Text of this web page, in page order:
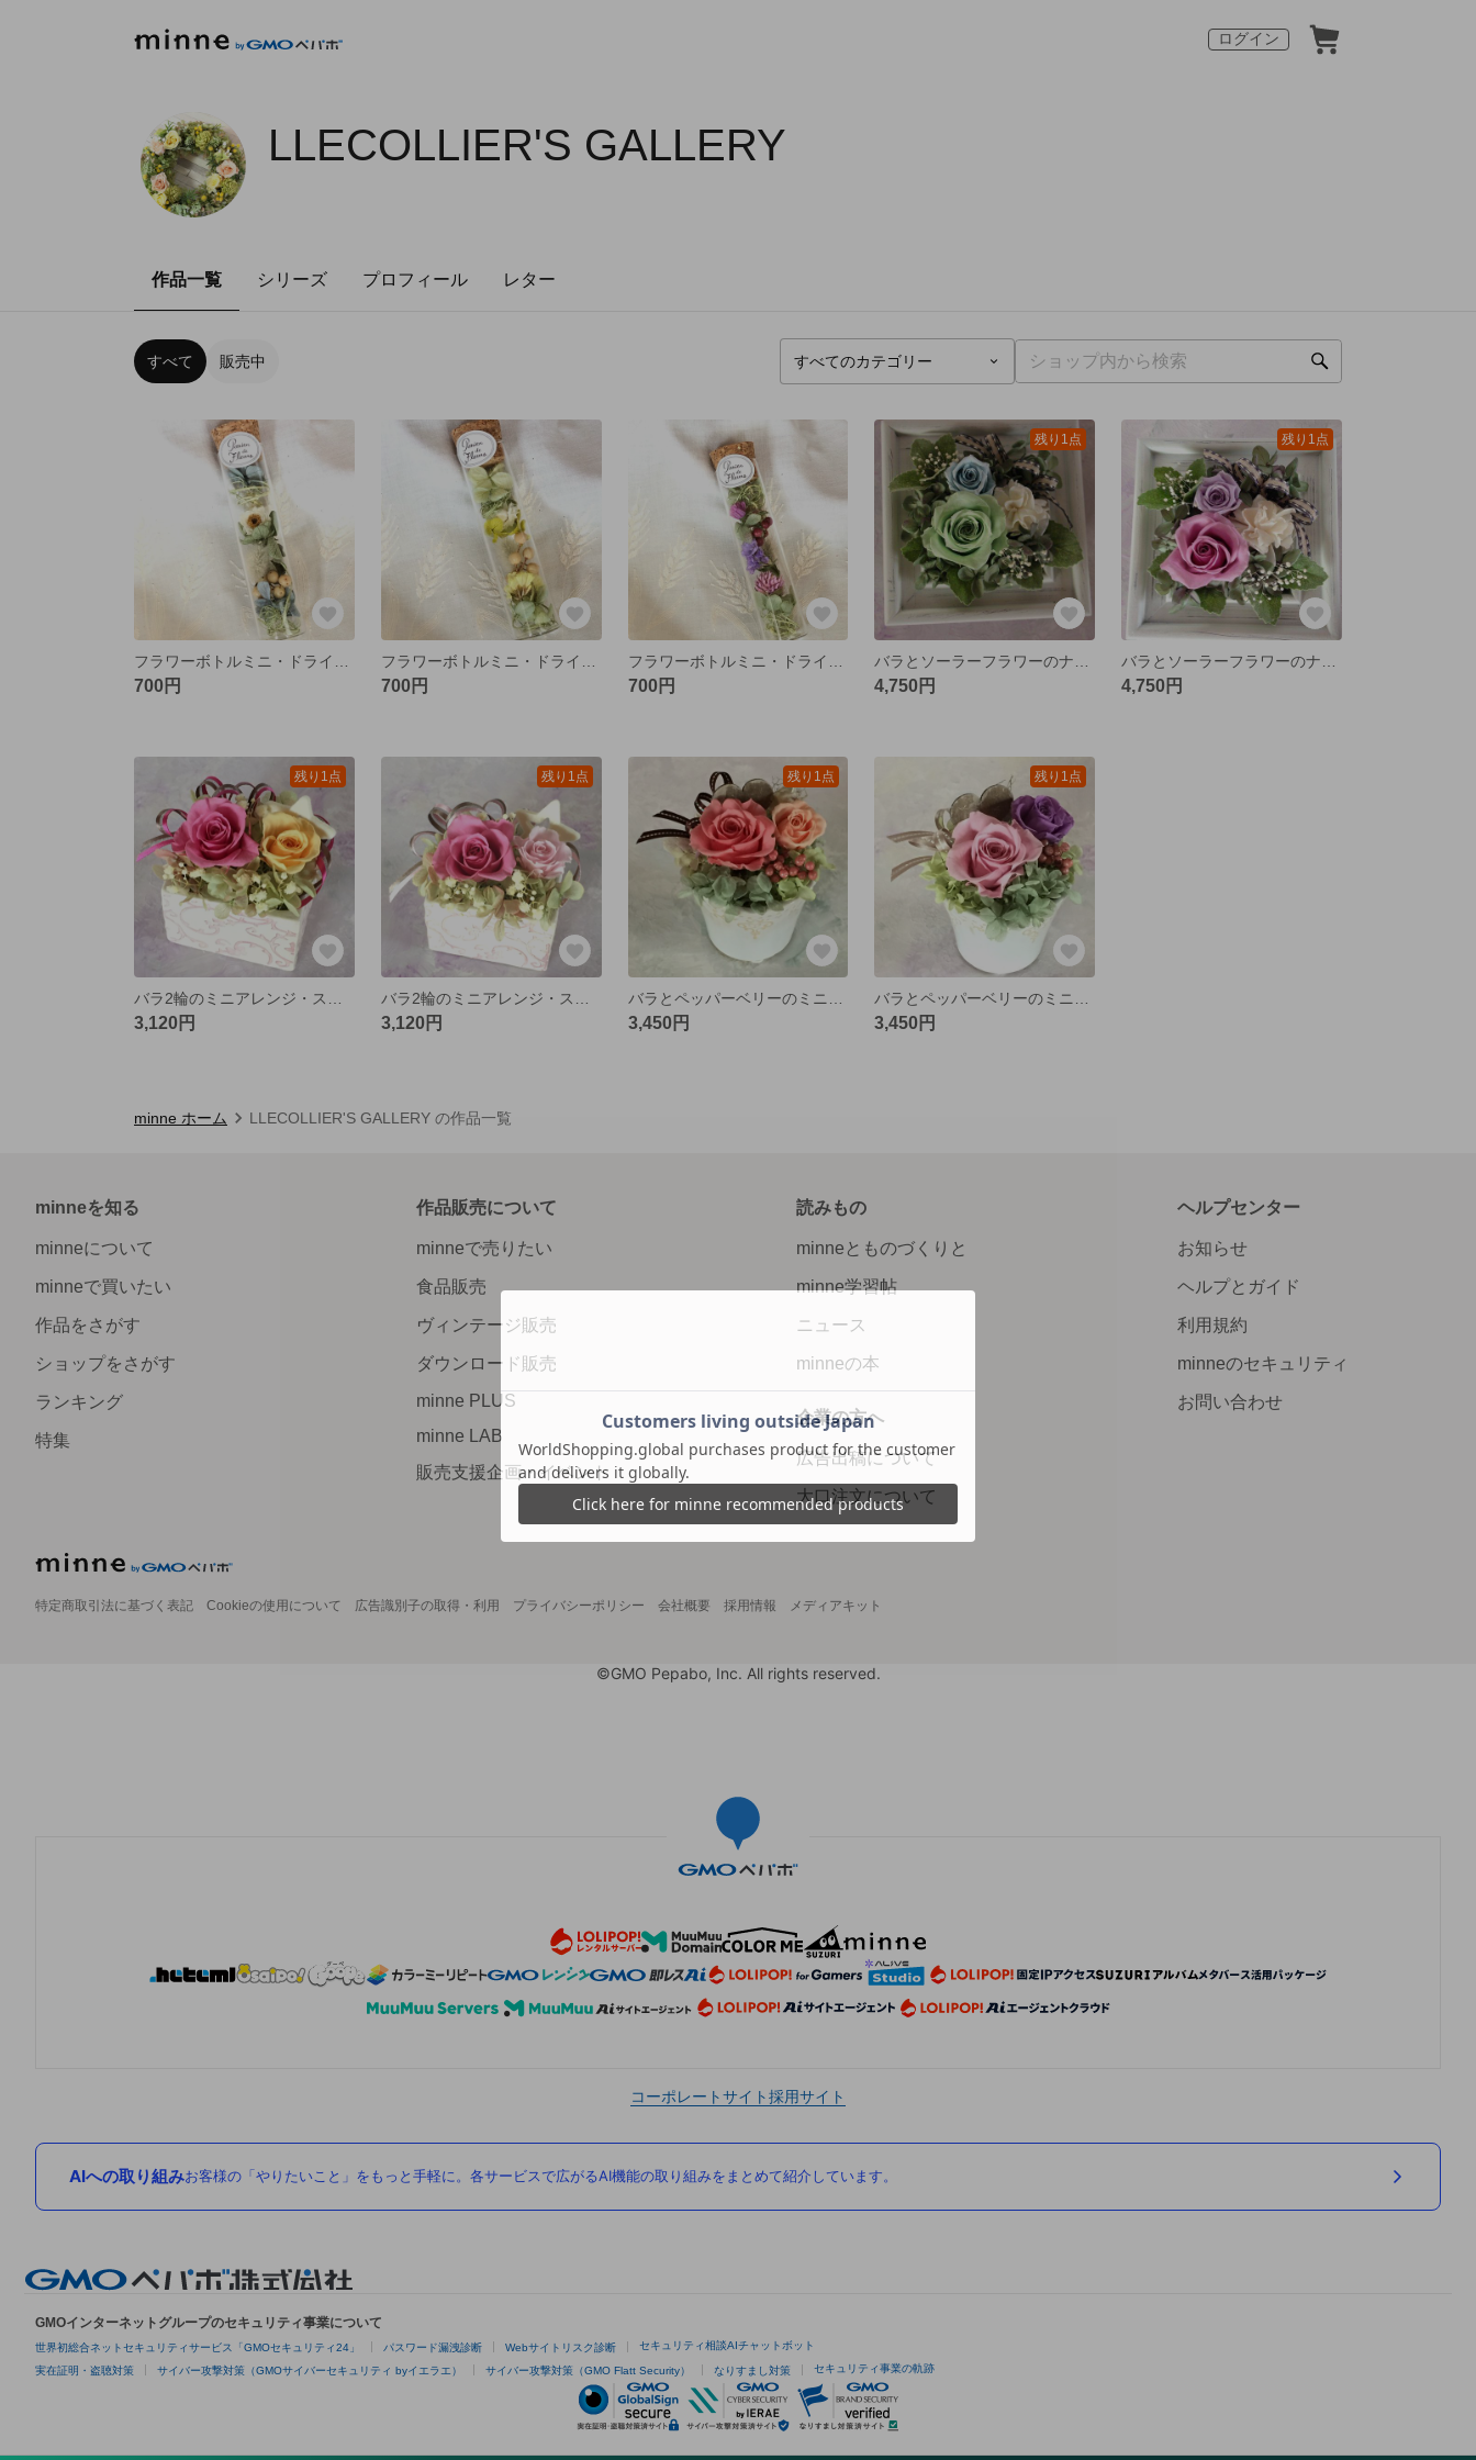
ログイン
LLECOLLIER'S GALLERY
作品一覧 シリーズ プロフィール レター
すべて 販売中
700円 700円 700円
残り1点
4,750円
残り1点
4,750円
残り1点
3,120円
残り1点
3,120円
残り1点
3,450円
残り1点
3,450円
minne ホーム LLECOLLIER'S GALLERY の作品一覧
minneを知る
minneについて
minneで買いたい
作品をさがす
ショップをさがす
ランキング
特集
作品販売について
minneで売りたい
食品販売
ヴィンテージ販売
ダウンロード販売
minne PLUS
minne LAB
販売支援企画・イベント
読みもの
minneとものづくりと
minne学習帖
ニュース
minneの本
企業の方へ
広告出稿について
大口注文について
ヘルプセンター
お知らせ
ヘルプとガイド
利用規約
minneのセキュリティ
お問い合わせ
特定商取引法に基づく表記 Cookieの使用について 広告識別子の取得・利用 プライバシーポリシー 会社概要 採用情報 メディアキット
©GMO Pepabo, Inc. All rights reserved.
コーポレートサイト採用サイト
AIへの取り組みお客様の「やりたいこと」をもっと手軽に。各サービスで広がるAI機能の取り組みをまとめて紹介しています。
GMOインターネットグループのセキュリティ事業について
世界初総合ネットセキュリティサービス「GMOセキュリティ24」 パスワード漏洩診断 Webサイトリスク診断 セキュリティ相談AIチャットボット
実在証明・盗聴対策 サイバー攻撃対策（GMOサイバーセキュリティ byイエラエ） サイバー攻撃対策（GMO Flatt Security） なりすまし対策 セキュリティ事業の軌跡